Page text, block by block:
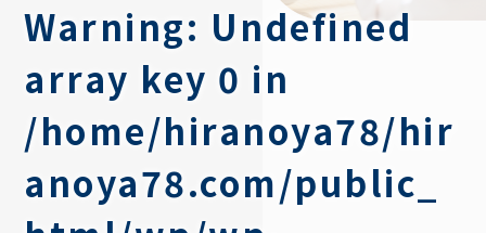
Warning: Undefined
array key 0 in
/home/hiranoya78/hir
anoya78.com/public_